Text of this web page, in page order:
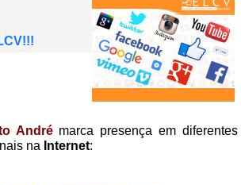
Andrémarca presença em diferentes
na Internet: